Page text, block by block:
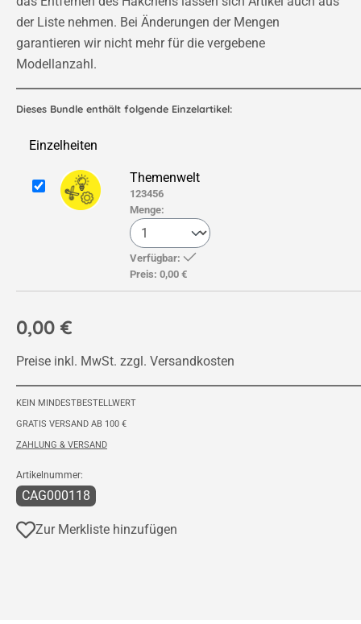
der Liste nehmen. Bei Änderungen der Mengen
garantieren wir nicht mehr für die vergebene
Modellanzahl.
0,00 €
Preise inkl. MwSt. zzgl. Versandkosten
Dieses Bundle enthält folgende Einzelartikel:
Einzelheiten
Themenwelt
123456
Menge:
Verfügbar:
Preis: 0,00 €
KEIN MINDESTBESTELLWERT
GRATIS VERSAND AB 100 €
ZAHLUNG & VERSAND
Artikelnummer:
CAG000118
Zur Merkliste hinzufügen